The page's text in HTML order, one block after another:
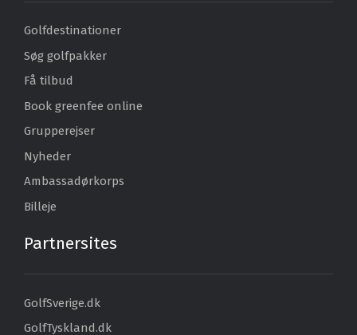
Golfdestinationer
Søg golfpakker
Få tilbud
Book greenfee online
Grupperejser
Nyheder
Ambassadørkorps
Billeje
Partnersites
GolfSverige.dk
GolfTyskland.dk